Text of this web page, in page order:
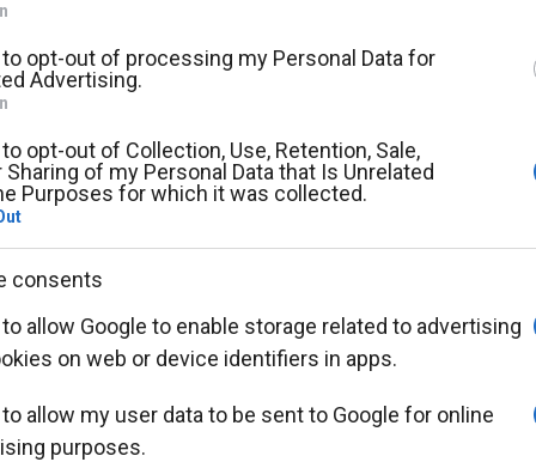
to opt-out of processing my Personal Data for
Advertising.
opt-out of Collection, Use, Retention, Sale,
Sharing of my Personal Data that Is Unrelated
Purposes for which it was collected.
consents
allow Google to enable storage related to advertising
on web or device identifiers in apps.
allow my user data to be sent to Google for online
purposes.
εκπαιδευτικών αναγκών ή διαταραχών αλλά μία